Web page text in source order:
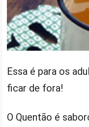
Essa é para os
ficar de fora!
O Quentão é